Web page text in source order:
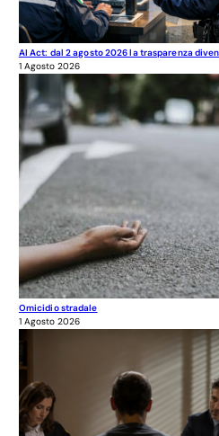
AI Act: dal 2 agosto 2026 la trasparenza
1 Agosto 2026
Omicidio stradale
1 Agosto 2026